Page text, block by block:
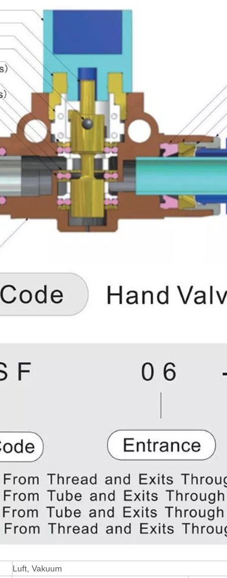
Luft, Vakuum